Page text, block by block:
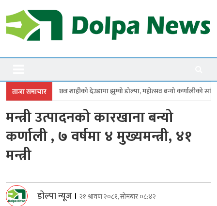
to
content
Dolpanews
ताजा समाचार
देउडामा झुम्यो डोल्पा, महोत्सव बन्यो कर्णालीको सांगीतिक उत्सव
मन्त्री उत्पादनको कारखाना बन्यो
कर्णाली , ७ वर्षमा ४ मुख्यमन्त्री, ४१
मन्त्री
डोल्पा न्यूज । २१ श्रावण २०८१, सोमबार ०८:४२